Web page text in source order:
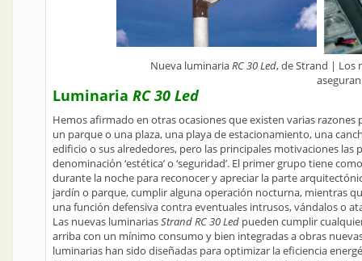
Nueva luminariaRC 30 Led, de Strand | Los
Luminaria RC 30 Led
Hemos afirmado en otras ocasiones que existen varias
un parque o una plaza, una playa de estacionamiento, una
edificio o sus alrededores, pero las principales motivaciones las
denominación ‘estética’ o ‘seguridad’. El primer grupo tiene
durante la noche para reconocer y apreciar la parte
jardín o parque, cumplir alguna operación nocturna, mientras
una función defensiva contra eventuales intrusos, vándalos o
Las nuevas luminariasStrand RC 30 Led pueden cumplir
arriba con un mínimo consumo y bien integradas a obras
luminarias han sido diseñadas para optimizar la eficiencia